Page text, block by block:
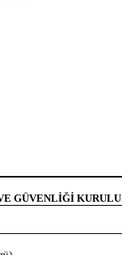
GÜVENLİĞİ KURULU